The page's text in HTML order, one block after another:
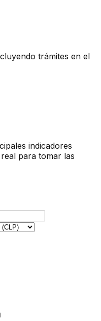
trámites en el
indicadores
para tomar las